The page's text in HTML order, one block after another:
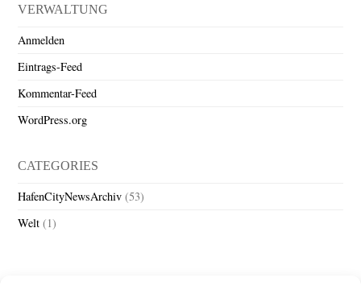
VERWALTUNG
Anmelden
Eintrags-Feed
Kommentar-Feed
WordPress.org
CATEGORIES
HafenCityNewsArchiv (53)
Welt (1)